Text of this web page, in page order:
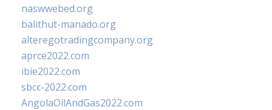
naswwebed.org
balithut-manado.org
alteregotradingcompany.org
aprce2022.com
ibie2022.com
sbcc-2022.com
AngolaOilAndGas2022.com